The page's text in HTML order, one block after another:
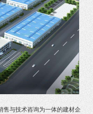
与技术咨询为一体的建材企